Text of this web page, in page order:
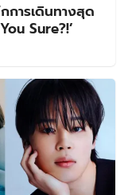
การเดินทางสุด
Sure?!’